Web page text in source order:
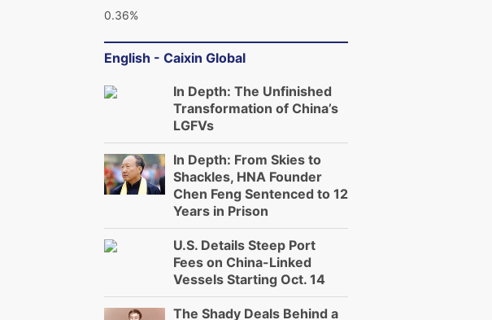
0.36%
English - Caixin Global
In Depth: The Unfinished
Transformation of China’s
LGFVs
In Depth: From Skies to
Shackles, HNA Founder
Chen Feng Sentenced to 12
Years in Prison
U.S. Details Steep Port
Fees on China-Linked
Vessels Starting Oct. 14
The Shady Deals Behind a